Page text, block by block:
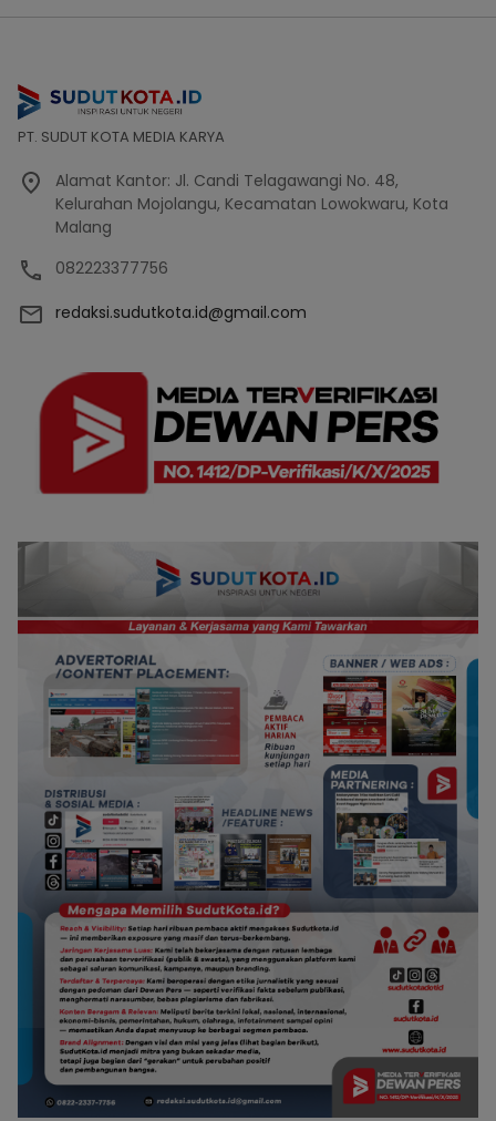
PT. SUDUT KOTA MEDIA KARYA
Alamat Kantor: Jl. Candi Telagawangi No. 48,
Kelurahan Mojolangu, Kecamatan Lowokwaru, Kota
Malang
082223377756
redaksi.sudutkota.id@gmail.com